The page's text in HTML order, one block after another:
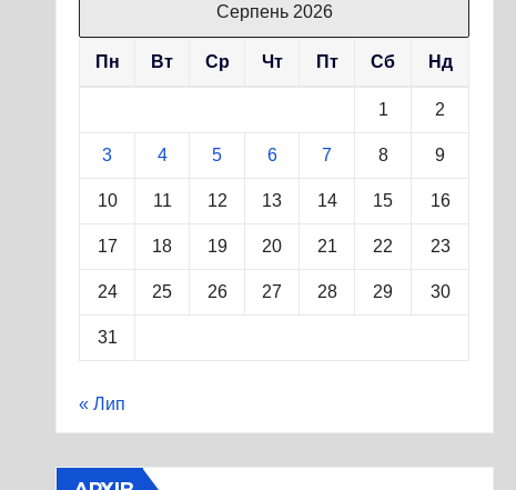
Серпень 2026
Пн Вт Ср Чт Пт Сб Нд
1 2
3 4 5 6 7 8 9
10 11 12 13 14 15 16
17 18 19 20 21 22 23
24 25 26 27 28 29 30
31
« Лип